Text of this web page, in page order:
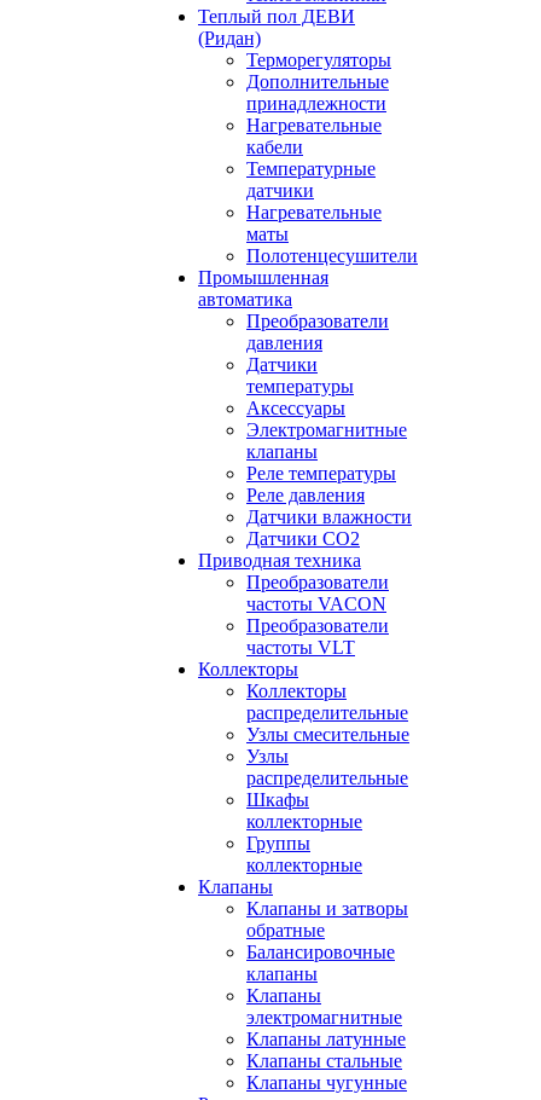
Теплый пол ДЕВИ
(Ридан)
Терморегуляторы
Дополнительные
принадлежности
Нагревательные
кабели
Температурные
датчики
Нагревательные
маты
Полотенцесушители
Промышленная
автоматика
Преобразователи
давления
Датчики
температуры
Аксессуары
Электромагнитные
клапаны
Реле температуры
Реле давления
Датчики влажности
Датчики CO2
Приводная техника
Преобразователи
частоты VACON
Преобразователи
частоты VLT
Коллекторы
Коллекторы
распределительные
Узлы смесительные
Узлы
распределительные
Шкафы
коллекторные
Группы
коллекторные
Клапаны
Клапаны и затворы
обратные
Балансировочные
клапаны
Клапаны
электромагнитные
Клапаны латунные
Клапаны стальные
Клапаны чугунные